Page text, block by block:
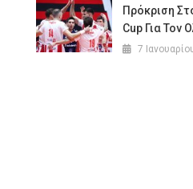
Πρόκριση
Cup Για Τον
7